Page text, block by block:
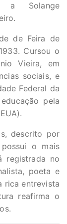
a Solange
de Feira de
Cursou o
Vieira, em
sociais, e
Federal da
pela
descrito por
o mais
registrada no
poeta e
rica entrevista
reafirma o